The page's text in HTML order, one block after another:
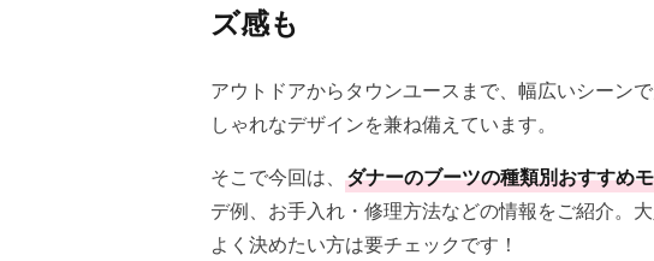
ズ感も
アウトドアからタウンユースまで、幅広いシーン
しゃれなデザインを兼ね備えています。
そこで今回は、 ダナーのブーツの種類別おすすめ
デ例、お手入れ・修理方法などの情報をご紹介。
よく決めたい方は要チェックです！